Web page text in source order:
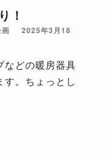
！
2025年3月18
などの暖房器具
す。ちょっとし